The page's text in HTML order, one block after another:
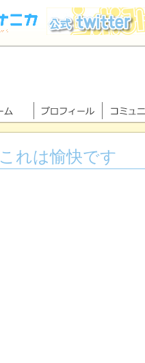
これは愉快です